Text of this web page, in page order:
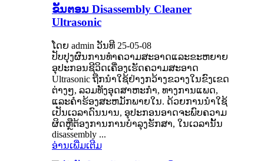
ຂັ້ນຕອນ Disassembly Cleaner
Ultrasonic
ໂດຍ admin ວັນທີ 25-05-08
ປັບປຸງຜົນການທໍາຄວາມສະອາດແລະຂະຫຍາຍ
ອຸປະກອນຊີວິດເຄື່ອງເຮັດຄວາມສະອາດ
Ultrasonic ຖືກນໍາໃຊ້ຢ່າງກວ້າງຂວາງໃນຂົງເຂດ
ຕ່າງໆ, ລວມທັງອຸດສາຫະກໍາ, ທາງການແພດ,
ແລະຄໍາຮ້ອງສະຫມັກພາຍໃນ. ດ້ວຍການນໍາໃຊ້
ເປັນເວລາດົນນານ, ອຸປະກອນອາດຈະພົບຄວາມ
ຜິດຫຼືຕ້ອງການການບໍາລຸງຮັກສາ, ໃນເວລານັ້ນ
disassembly ...
ອ່ານເພີ່ມເຕີມ